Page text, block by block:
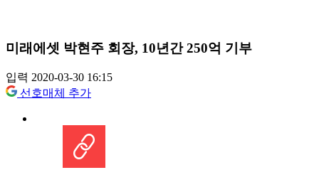
미래에셋 박현주 회장, 10년간 250억 기부
입력 2020-03-30 16:15
선호매체 추가